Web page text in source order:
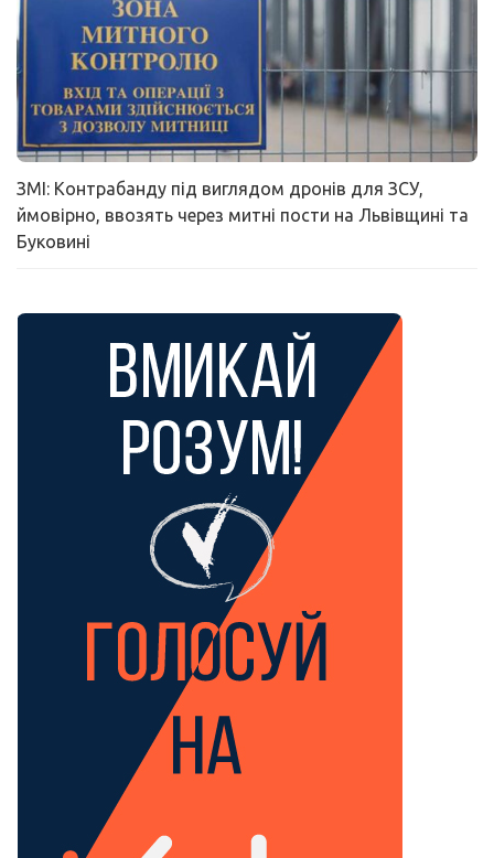
ЗМІ: Контрабанду під виглядом дронів для ЗСУ,
ймовірно, ввозять через митні пости на Львівщині та
Буковині